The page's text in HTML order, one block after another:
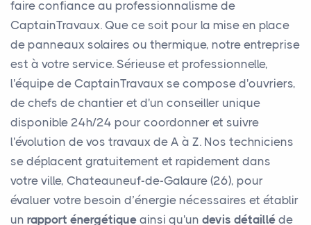
faire confiance au professionnalisme de
CaptainTravaux. Que ce soit pour la mise en place
de panneaux solaires ou thermique, notre entreprise
est à votre service. Sérieuse et professionnelle,
l'équipe de CaptainTravaux se compose d'ouvriers,
de chefs de chantier et d'un conseiller unique
disponible 24h/24 pour coordonner et suivre
l'évolution de vos travaux de A à Z. Nos techniciens
se déplacent gratuitement et rapidement dans
votre ville, Chateauneuf-de-Galaure (26), pour
évaluer votre besoin d’énergie nécessaires et établir
un rapport énergétique ainsi qu'un devis détaillé de